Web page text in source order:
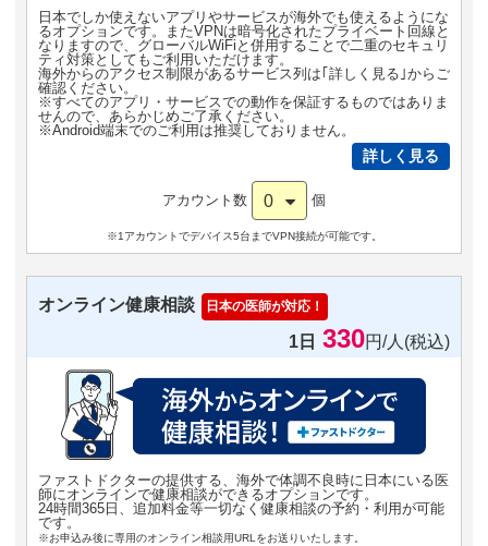
日本でしか使えないアプリやサービスが海外でも使えるようにな
るオプションです。またVPNは暗号化されたプライベート回線と
なりますので、グローバルWiFiと併用することで二重のセキュリ
ティ対策としてもご利用いただけます。
海外からのアクセス制限があるサービス列は｢詳しく見る｣からご
確認ください。
※すべてのアプリ・サービスでの動作を保証するものではありま
せんので、あらかじめご了承ください。
※Android端末でのご利用は推奨しておりません。
詳しく見る
アカウント数 0 個
※1アカウントでデバイス5台までVPN接続が可能です。
オンライン健康相談 日本の医師が対応！
1日 330円/人(税込)
ファストドクターの提供する、海外で体調不良時に日本にいる医
師にオンラインで健康相談ができるオプションです。
24時間365日、追加料金等一切なく健康相談の予約・利用が可能
です。
※お申込み後に専用のオンライン相談用URLをお送りいたします。